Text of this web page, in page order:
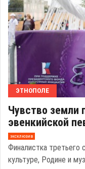
ЭТНОПОЛЕ
Чувство земли
эвенкийской
эксклюзив
Финалистка третьего
культуре, Родине и